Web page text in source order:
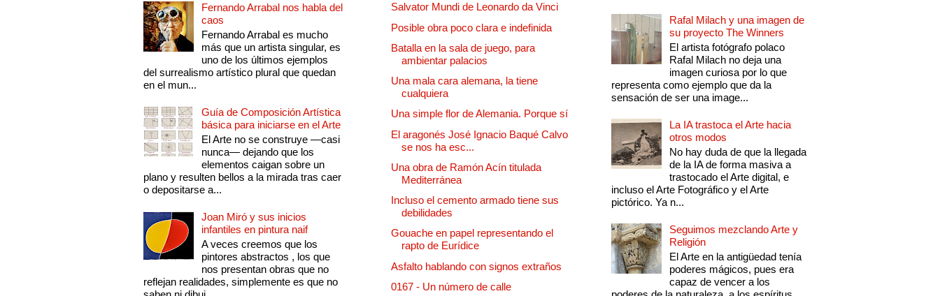
Fernando Arrabal nos habla del
caos
Fernando Arrabal es mucho
más que un artista singular, es
uno de los últimos ejemplos
del surrealismo artístico plural que quedan
en el mun...
Guía de Composición Artística
básica para iniciarse en el Arte
El Arte no se construye —casi
nunca— dejando que los
elementos caigan sobre un
plano y resulten bellos a la mirada tras caer
o depositarse a...
Joan Miró y sus inicios
infantiles en pintura naif
A veces creemos que los
pintores abstractos , los que
nos presentan obras que no
reflejan realidades, simplemente es que no
Salvator Mundi de Leonardo da Vinci
Posible obra poco clara e indefinida
Batalla en la sala de juego, para
ambientar palacios
Una mala cara alemana, la tiene
cualquiera
Una simple flor de Alemania. Porque sí
El aragonés José Ignacio Baqué Calvo
se nos ha esc...
Una obra de Ramón Acín titulada
Mediterránea
Incluso el cemento armado tiene sus
debilidades
Gouache en papel representando el
rapto de Eurídice
Asfalto hablando con signos extraños
0167 - Un número de calle
Rafal Milach y una imagen de
su proyecto The Winners
El artista fotógrafo polaco
Rafal Milach no deja una
imagen curiosa por lo que
representa como ejemplo que da la
sensación de ser una image...
La IA trastoca el Arte hacia
otros modos
No hay duda de que la llegada
de la IA de forma masiva a
trastocado el Arte digital, e
incluso el Arte Fotográfico y el Arte
pictórico. Ya n...
Seguimos mezclando Arte y
Religión
El Arte en la antigüedad tenía
poderes mágicos, pues era
capaz de vencer a los